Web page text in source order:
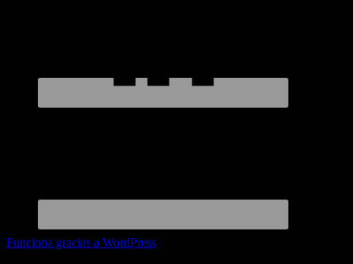
Funciona gracias a WordPress